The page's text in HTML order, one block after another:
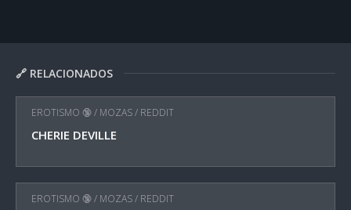
🔗 RELACIONADOS
EROTISMO 🔞/ MOZAS/ REDDIT
CHERIE DEVILLE
EROTISMO 🔞/ MOZAS/ REDDIT